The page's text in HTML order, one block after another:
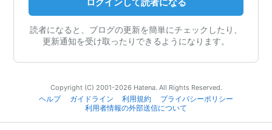
読者になると、ブログの更新を簡単にチェックしたり、
更新通知を受け取ったりできるようになります。
Copyright (C) 2001-2026 Hatena. All Rights Reserved.
ヘルプ
ガイドライン 利用規約
プライバシーポリシー
利用者情報の外部送信について